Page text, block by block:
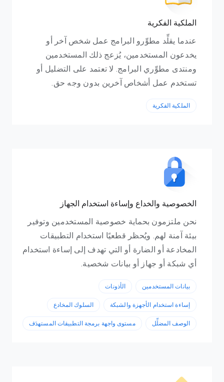
الملكية الفكرية
عندما يقلِّد مطوِّرو البرامج عمل شخص آخر أو
يخدعون المستخدمين، يُزعج ذلك المستخدمين
ومنتدى مطوِّري البرامج. لا تعتمد على التضليل أو
تستخدم عمل أشخاص آخرين بدون وجه حق.
الملكية الفكرية
الخصوصية والخداع وإساءة استخدام الجهاز
نحن ملتزمون بحماية خصوصية المستخدمين وتوفير
بيئة آمنة لهم. ويُحظر قطعيًا استخدام التطبيقات
المخادعة أو الضارة أو التي تهدف إلى إساءة استخدام
أي شبكة أو جهاز أو بيانات شخصية.
بيانات المستخدمين الأذونات
إساءة استخدام الأجهزة والشبكة السلوك المخادع
الوصف المضلِّل مستوى واجهة برمجة التطبيقات المستهدَف